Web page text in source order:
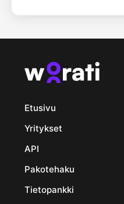
Etusivu
Yritykset
API
Pakotehaku
Tietopankki